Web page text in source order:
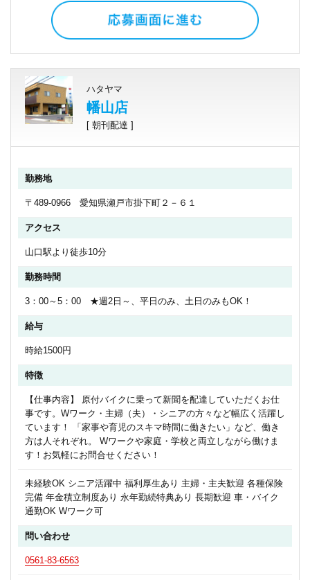
ハタヤマ
幡山店
[ 朝刊配達 ]
勤務地
〒489-0966 愛知県瀬戸市掛下町２－６１
アクセス
山口駅より徒歩10分
勤務時間
3：00～5：00 ★週2日～、平日のみ、土日のみもOK！
給与
時給1500円
特徴
【仕事内容】 原付バイクに乗って新聞を配達していただくお仕
事です。Wワーク・主婦（夫）・シニアの方々など幅広く活躍し
ています！ 「家事や育児のスキマ時間に働きたい」など、働き
方は人それぞれ。 Wワークや家庭・学校と両立しながら働けま
す！お気軽にお問合せください！
未経験OK シニア活躍中 福利厚生あり 主婦・主夫歓迎 各種保険
完備 年金積立制度あり 永年勤続特典あり 長期歓迎 車・バイク
通勤OK Wワーク可
問い合わせ
0561-83-6563